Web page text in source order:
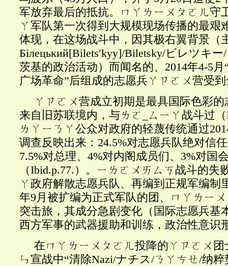
军放弃最后的抵抗。ㄇㄚㄌㄧㄨㄆㄛㄦ守
ㄚ军队第一次得到大规模现场传播的最艰
体现，在这场战斗中，因其极右翼背景（
Білецький[Biletsʹkyy]/Biletsky/ビレツキー
茨基的政治活动）而闻名的、2014年4-5
广场革命”后组成的志愿兵ㄚㄗㄛㄨ营受
ㄚㄗㄛㄨ营成立初期是最具国际色彩
来自旧苏联境内，与ㄌㄛ
_ㄙㄧㄚ战斗过
ㄌㄚㄧㄋㄚ公众对政府的轻蔑传统通过
调查反映出来：24.5%对志愿兵队绝对信
7.5%对总理、4%对内阁成员们、3%对国
（Ibid.p.77.）。ㄧㄌㄛㄨㄞㄙㄎ战斗的失
ㄚ政府解散志愿兵队、再编到正规军编制
年9月被扩编为正式军队的团、ㄇㄚㄌㄧ
突击旅，其成分急剧变化（国际志愿兵基
西方军事的武器援助和训练，政治性意识
在ㄇㄚㄌㄧㄨㄆㄛㄦ投降的ㄚㄗㄛㄨ
ㄣ宣战中“清除Nazi/ナチス/ㄋㄚㄘㄝ/纳